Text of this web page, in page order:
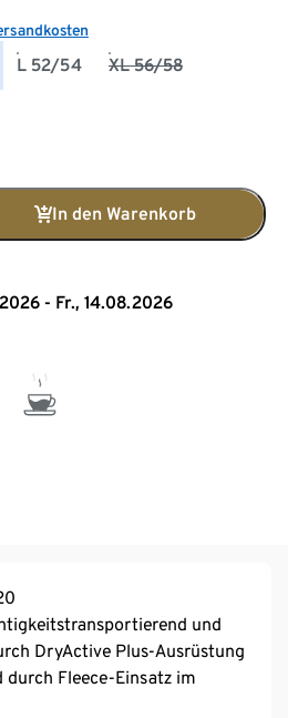
L 52/54 XL 56/58
In den Warenkorb
- Fr., 14.08.2026
und
DryActive Plus-Ausrüstung
durch Fleece-Einsatz im